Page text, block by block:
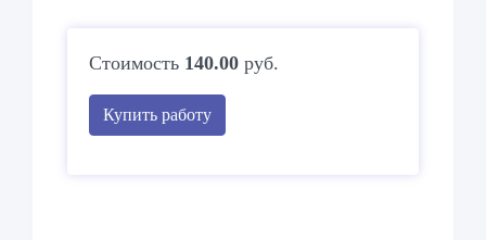
Стоимость 140.00 руб.
Купить работу